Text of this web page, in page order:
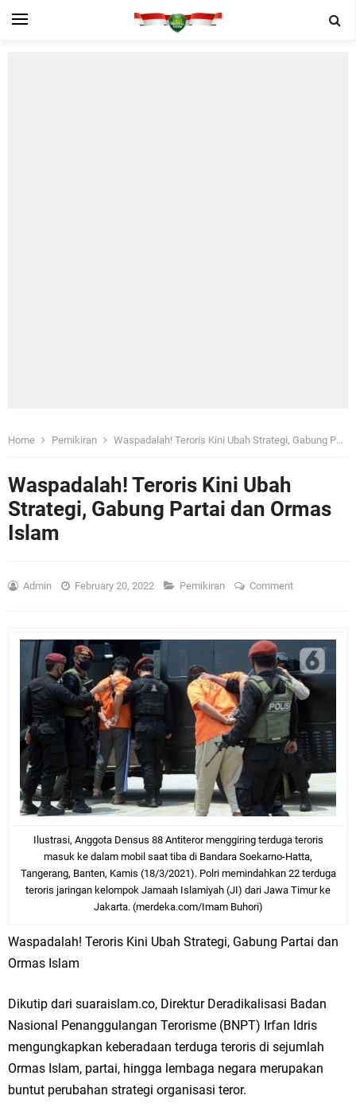
Home Pemikiran Waspadalah! Teroris Kini Ubah Strategi, Gabung Partai dan Ormas Islam
Waspadalah! Teroris Kini Ubah
Strategi, Gabung Partai dan Ormas
Islam
Admin February 20, 2022 Pemikiran Comment
Ilustrasi, Anggota Densus 88 Antiteror menggiring terduga teroris
masuk ke dalam mobil saat tiba di Bandara Soekarno-Hatta,
Tangerang, Banten, Kamis (18/3/2021). Polri memindahkan 22 terduga
teroris jaringan kelompok Jamaah Islamiyah (JI) dari Jawa Timur ke
Jakarta. (merdeka.com/Imam Buhori)
Waspadalah! Teroris Kini Ubah Strategi, Gabung Partai dan
Ormas Islam
Dikutip dari suaraislam.co, Direktur Deradikalisasi Badan
Nasional Penanggulangan Terorisme (BNPT) Irfan Idris
mengungkapkan keberadaan terduga teroris di sejumlah
Ormas Islam, partai, hingga lembaga negara merupakan
buntut perubahan strategi organisasi teror.